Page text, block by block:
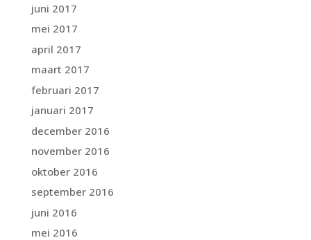
juni 2017
mei 2017
april 2017
maart 2017
februari 2017
januari 2017
december 2016
november 2016
oktober 2016
september 2016
juni 2016
mei 2016